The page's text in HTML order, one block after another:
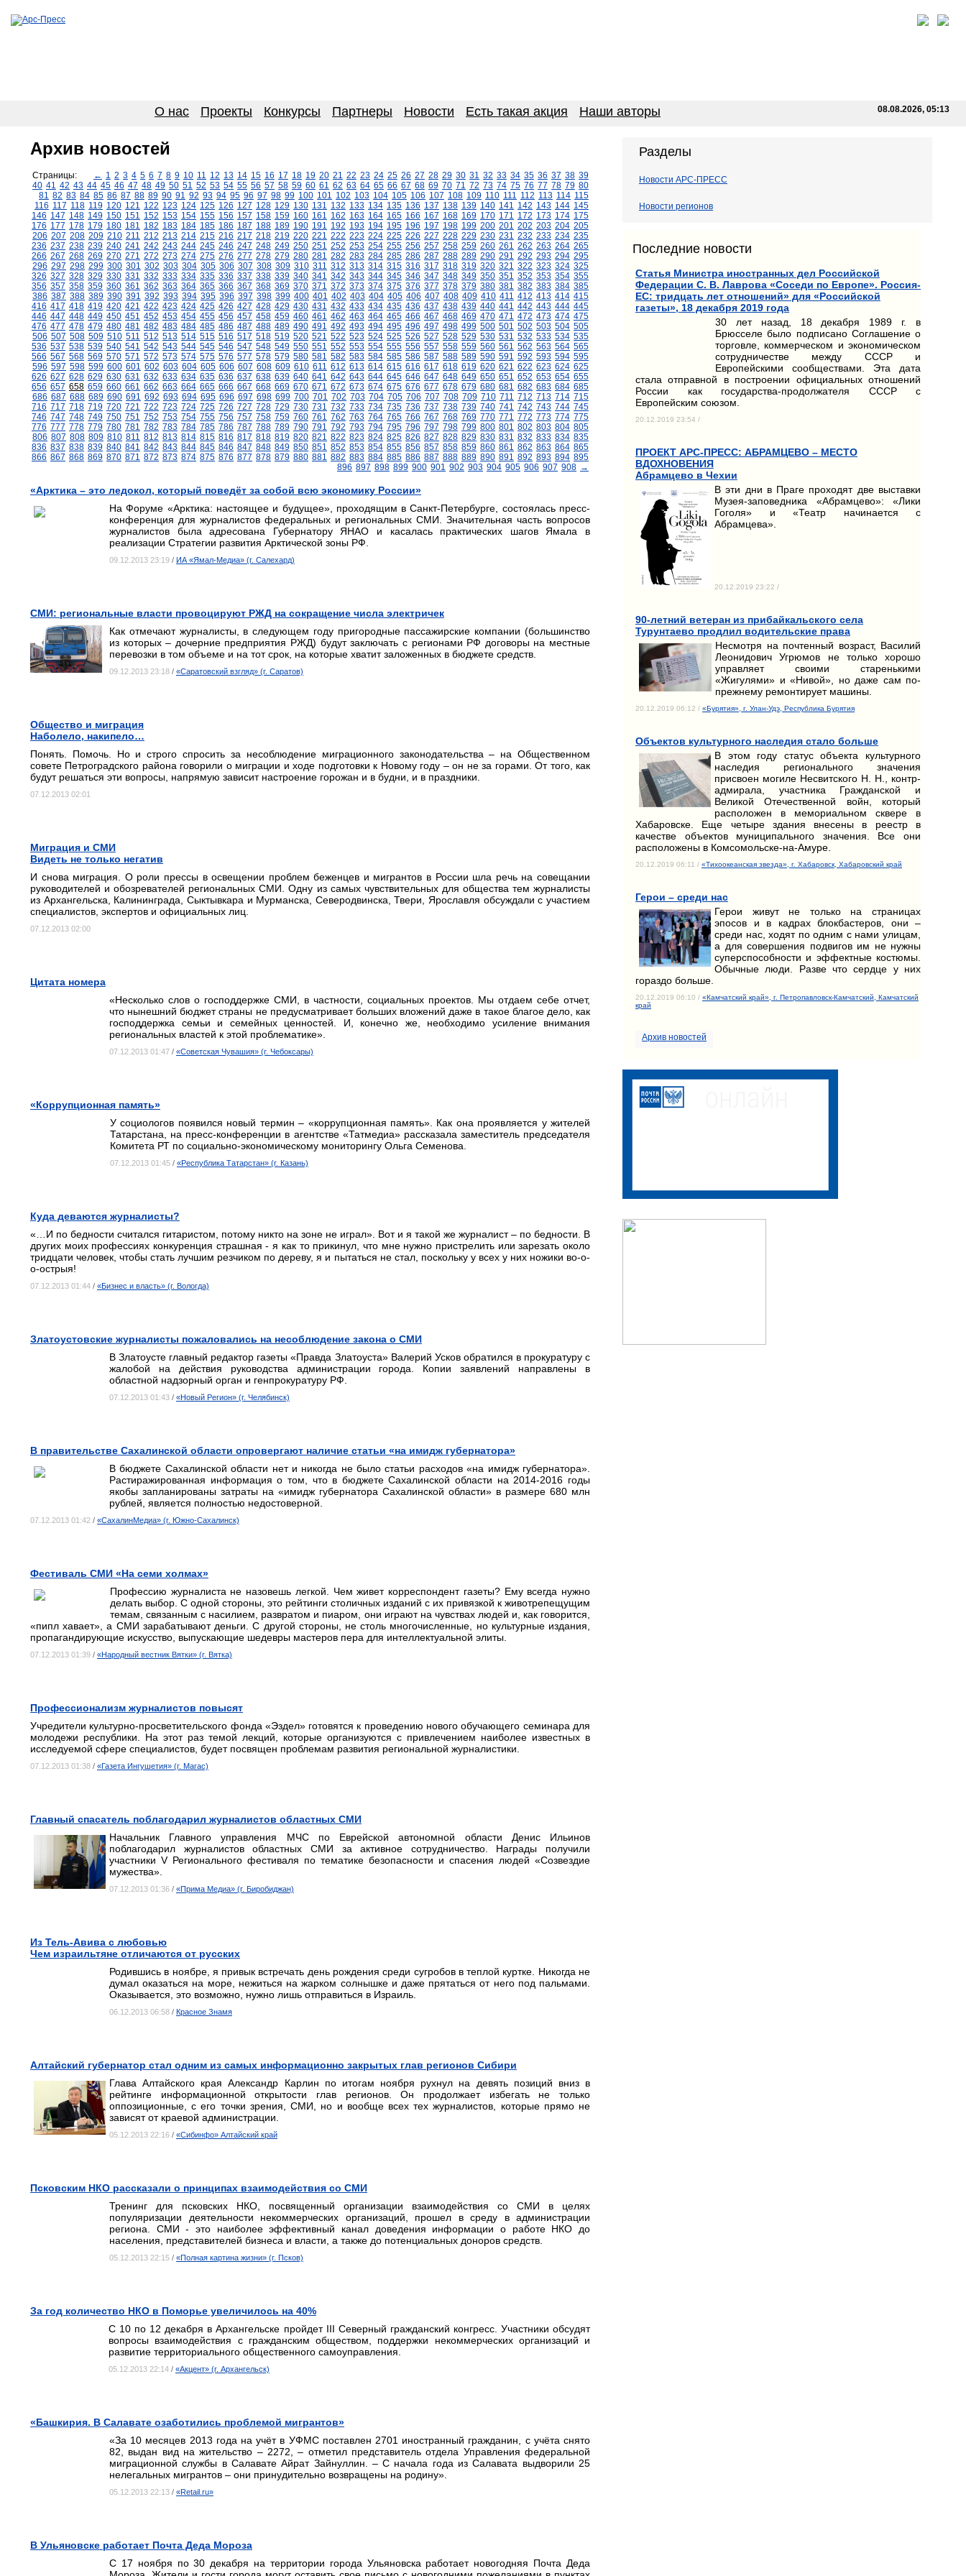
О нас Проекты Конкурсы Партнеры Новости Есть такая акция Наши авторы 08.08.2026, 05:13
Архив новостей
Страницы: ← 1 2 3 4 5 6 7 8 9 10 11 12 13 14 15 16 17 18 19 20 21 22 23 24 25 26 27 28 29 30 31 32 33 34 35 36 37 38 39
40 41 42 43 44 45 46 47 48 49 50 51 52 53 54 55 56 57 58 59 60 61 62 63 64 65 66 67 68 69 70 71 72 73 74 75 76 77 78 79 80
81 82 83 84 85 86 87 88 89 90 91 92 93 94 95 96 97 98 99 100 101 102 103 104 105 106 107 108 109 110 111 112 113 114 115
116 117 118 119 120 121 122 123 124 125 126 127 128 129 130 131 132 133 134 135 136 137 138 139 140 141 142 143 144 145
146 147 148 149 150 151 152 153 154 155 156 157 158 159 160 161 162 163 164 165 166 167 168 169 170 171 172 173 174 175
176 177 178 179 180 181 182 183 184 185 186 187 188 189 190 191 192 193 194 195 196 197 198 199 200 201 202 203 204 205
206 207 208 209 210 211 212 213 214 215 216 217 218 219 220 221 222 223 224 225 226 227 228 229 230 231 232 233 234 235
236 237 238 239 240 241 242 243 244 245 246 247 248 249 250 251 252 253 254 255 256 257 258 259 260 261 262 263 264 265
266 267 268 269 270 271 272 273 274 275 276 277 278 279 280 281 282 283 284 285 286 287 288 289 290 291 292 293 294 295
296 297 298 299 300 301 302 303 304 305 306 307 308 309 310 311 312 313 314 315 316 317 318 319 320 321 322 323 324 325
326 327 328 329 330 331 332 333 334 335 336 337 338 339 340 341 342 343 344 345 346 347 348 349 350 351 352 353 354 355
356 357 358 359 360 361 362 363 364 365 366 367 368 369 370 371 372 373 374 375 376 377 378 379 380 381 382 383 384 385
386 387 388 389 390 391 392 393 394 395 396 397 398 399 400 401 402 403 404 405 406 407 408 409 410 411 412 413 414 415
416 417 418 419 420 421 422 423 424 425 426 427 428 429 430 431 432 433 434 435 436 437 438 439 440 441 442 443 444 445
446 447 448 449 450 451 452 453 454 455 456 457 458 459 460 461 462 463 464 465 466 467 468 469 470 471 472 473 474 475
476 477 478 479 480 481 482 483 484 485 486 487 488 489 490 491 492 493 494 495 496 497 498 499 500 501 502 503 504 505
506 507 508 509 510 511 512 513 514 515 516 517 518 519 520 521 522 523 524 525 526 527 528 529 530 531 532 533 534 535
536 537 538 539 540 541 542 543 544 545 546 547 548 549 550 551 552 553 554 555 556 557 558 559 560 561 562 563 564 565
566 567 568 569 570 571 572 573 574 575 576 577 578 579 580 581 582 583 584 585 586 587 588 589 590 591 592 593 594 595
596 597 598 599 600 601 602 603 604 605 606 607 608 609 610 611 612 613 614 615 616 617 618 619 620 621 622 623 624 625
626 627 628 629 630 631 632 633 634 635 636 637 638 639 640 641 642 643 644 645 646 647 648 649 650 651 652 653 654 655
656 657 658 659 660 661 662 663 664 665 666 667 668 669 670 671 672 673 674 675 676 677 678 679 680 681 682 683 684 685
686 687 688 689 690 691 692 693 694 695 696 697 698 699 700 701 702 703 704 705 706 707 708 709 710 711 712 713 714 715
716 717 718 719 720 721 722 723 724 725 726 727 728 729 730 731 732 733 734 735 736 737 738 739 740 741 742 743 744 745
746 747 748 749 750 751 752 753 754 755 756 757 758 759 760 761 762 763 764 765 766 767 768 769 770 771 772 773 774 775
776 777 778 779 780 781 782 783 784 785 786 787 788 789 790 791 792 793 794 795 796 797 798 799 800 801 802 803 804 805
806 807 808 809 810 811 812 813 814 815 816 817 818 819 820 821 822 823 824 825 826 827 828 829 830 831 832 833 834 835
836 837 838 839 840 841 842 843 844 845 846 847 848 849 850 851 852 853 854 855 856 857 858 859 860 861 862 863 864 865
866 867 868 869 870 871 872 873 874 875 876 877 878 879 880 881 882 883 884 885 886 887 888 889 890 891 892 893 894 895
896 897 898 899 900 901 902 903 904 905 906 907 908 →
«Арктика – это ледокол, который поведёт за собой всю экономику России»
На Форуме «Арктика: настоящее и будущее», проходящим в Санкт-Петербурге, состоялась пресс-
конференция для журналистов федеральных и региональных СМИ. Значительная часть вопросов
журналистов была адресована Губернатору ЯНАО и касалась практических шагов Ямала в
реализации Стратегии развития Арктической зоны РФ.
09.12.2013 23:19 / ИА «Ямал-Медиа» (г. Салехард)
СМИ: региональные власти провоцируют РЖД на сокращение числа электричек
Как отмечают журналисты, в следующем году пригородные пассажирские компании (большинство
из которых – дочерние предприятия РЖД) будут заключать с регионами РФ договоры на местные
перевозки в том объеме и на тот срок, на которые хватит заложенных в бюджете средств.
09.12.2013 23:18 / «Саратовский взгляд» (г. Саратов)
Общество и миграция
Наболело, накипело…
Понять. Помочь. Но и строго спросить за несоблюдение миграционного законодательства – на Общественном
совете Петроградского района говорили о миграции и ходе подготовки к Новому году – он не за горами. От того, как
будут решаться эти вопросы, напрямую зависит настроение горожан и в будни, и в праздники.
07.12.2013 02:01
Миграция и СМИ
Видеть не только негатив
И снова миграция. О роли прессы в освещении проблем беженцев и мигрантов в России шла речь на совещании
руководителей и обозревателей региональных СМИ. Одну из самых чувствительных для общества тем журналисты
из Архангельска, Калининграда, Сыктывкара и Мурманска, Северодвинска, Твери, Ярославля обсуждали с участием
специалистов, экспертов и официальных лиц.
07.12.2013 02:00
Цитата номера
«Несколько слов о господдержке СМИ, в частности, социальных проектов. Мы отдаем себе отчет,
что нынешний бюджет страны не предусматривает больших вложений даже в такое благое дело, как
господдержка семьи и семейных ценностей. И, конечно же, необходимо усиление внимания
региональных властей к этой проблематике».
07.12.2013 01:47 / «Советская Чувашия» (г. Чебоксары)
«Коррупционная память»
У социологов появился новый термин – «коррупционная память». Как она проявляется у жителей
Татарстана, на пресс-конференции в агентстве «Татмедиа» рассказала заместитель председателя
Комитета РТ по социально-экономическому мониторингу Ольга Семенова.
07.12.2013 01:45 / «Республика Татарстан» (г. Казань)
Куда деваются журналисты?
«…И по бедности считался гитаристом, потому никто на зоне не играл». Вот и я такой же журналист – по бедности. В
других моих профессиях конкуренция страшная - я как то прикинул, что мне нужно пристрелить или зарезать около
тридцати человек, чтобы стать лучшим резчиком по дереву, я и пытаться не стал, поскольку у всех у них ножики во-о-
о-острыя!
07.12.2013 01:44 / «Бизнес и власть» (г. Вологда)
Златоустовские журналисты пожаловались на несоблюдение закона о СМИ
В Златоусте главный редактор газеты «Правда Златоуста» Валерий Усков обратился в прокуратуру с
жалобой на действия руководства администрации города. Копии заявлений направлены в
областной надзорный орган и генпрокуратуру РФ.
07.12.2013 01:43 / «Новый Регион» (г. Челябинск)
В правительстве Сахалинской области опровергают наличие статьи «на имидж губернатора»
В бюджете Сахалинской области нет и никогда не было статьи расходов «на имидж губернатора».
Растиражированная информация о том, что в бюджете Сахалинской области на 2014-2016 годы
якобы запланированы затраты на «имидж губернатора Сахалинской области» в размере 680 млн
рублей, является полностью недостоверной.
07.12.2013 01:42 / «СахалинМедиа» (г. Южно-Сахалинск)
Фестиваль СМИ «На семи холмах»
Профессию журналиста не назовешь легкой. Чем живет корреспондент газеты? Ему всегда нужно
делать выбор. С одной стороны, это рейтинги столичных изданий с их привязкой к животрепещущим
темам, связанным с насилием, развратом и пиаром, они играют на чувствах людей и, как говорится,
«пипл хавает», а СМИ зарабатывают деньги. С другой стороны, не столь многочисленные, но культурные издания,
пропагандирующие искусство, выпускающие шедевры мастеров пера для интеллектуальной элиты.
07.12.2013 01:39 / «Народный вестник Вятки» (г. Вятка)
Профессионализм журналистов повысят
Учредители культурно-просветительского фонда «Эздел» готовятся к проведению нового обучающего семинара для
молодежи республики. На этот раз темой лекций, которые организуются с привлечением наиболее известных в
исследуемой сфере специалистов, будет посвящен проблемам развития региональной журналистики.
07.12.2013 01:38 / «Газета Ингушетия» (г. Магас)
Главный спасатель поблагодарил журналистов областных СМИ
Начальник Главного управления МЧС по Еврейской автономной области Денис Ильинов
поблагодарил журналистов областных СМИ за активное сотрудничество. Награды получили
участники V Регионального фестиваля по тематике безопасности и спасения людей «Созвездие
мужества».
07.12.2013 01:36 / «Прима Медиа» (г. Биробиджан)
Из Тель-Авива с любовью
Чем израильтяне отличаются от русских
Родившись в ноябре, я привык встречать день рождения среди сугробов в теплой куртке. Никогда не
думал оказаться на море, нежиться на жарком солнышке и даже прятаться от него под пальмами.
Оказывается, это возможно, нужно лишь отправиться в Израиль.
06.12.2013 06:58 / Красное Знамя
Алтайский губернатор стал одним из самых информационно закрытых глав регионов Сибири
Глава Алтайского края Александр Карлин по итогам ноября рухнул на девять позиций вниз в
рейтинге информационной открытости глав регионов. Он продолжает избегать не только
оппозиционные, с его точки зрения, СМИ, но и вообще всех тех журналистов, которые прямо не
зависят от краевой администрации.
05.12.2013 22:16 / «Сибинфо» Алтайский край
Псковским НКО рассказали о принципах взаимодействия со СМИ
Тренинг для псковских НКО, посвященный организации взаимодействия со СМИ в целях
популяризации деятельности некоммерческих организаций, прошел в среду в администрации
региона. СМИ - это наиболее эффективный канал доведения информации о работе НКО до
населения, представителей бизнеса и власти, а также до потенциальных доноров средств.
05.12.2013 22:15 / «Полная картина жизни» (г. Псков)
За год количество НКО в Поморье увеличилось на 40%
С 10 по 12 декабря в Архангельске пройдет III Северный гражданский конгресс. Участники обсудят
вопросы взаимодействия с гражданским обществом, поддержки некоммерческих организаций и
развитие территориального общественного самоуправления.
05.12.2013 22:14 / «Акцент» (г. Архангельск)
«Башкирия. В Салавате озаботились проблемой мигрантов»
«За 10 месяцев 2013 года на учёт в УФМС поставлен 2701 иностранный гражданин, с учёта снято
82, выдан вид на жительство – 2272, – отметил представитель отдела Управления федеральной
миграционной службы в Салавате Айрат Зайнуллин. – С начала года из Салавата выдворили 25
нелегальных мигрантов – они принудительно возвращены на родину».
05.12.2013 22:13 / «Retail.ru»
В Ульяновске работает Почта Деда Мороза
С 17 ноября по 30 декабря на территории города Ульяновска работает новогодняя Почта Деда
Разделы
Новости АРС-ПРЕСС
Новости регионов
Последние новости
Статья Министра иностранных дел Российской
Федерации С. В. Лаврова «Соседи по Европе». Россия-
ЕС: тридцать лет отношений» для «Российской
газеты», 18 декабря 2019 года
30 лет назад, 18 декабря 1989 г. в
Брюсселе было подписано Соглашение о
торговле, коммерческом и экономическом
сотрудничестве между СССР и
Европейскими сообществами. Эта дата
стала отправной в построении официальных отношений
России как государства-продолжателя СССР с
Европейским союзом.
20.12.2019 23:54 /
ПРОЕКТ АРС-ПРЕСС: АБРАМЦЕВО – МЕСТО
ВДОХНОВЕНИЯ
Абрамцево в Чехии
В эти дни в Праге проходят две выставки
Музея-заповедника «Абрамцево»: «Лики
Гоголя» и «Театр начинается с
Абрамцева».
20.12.2019 23:22 /
90-летний ветеран из прибайкальского села
Турунтаево продлил водительские права
Несмотря на почтенный возраст, Василий
Леонидович Угрюмов не только хорошо
управляет своими старенькими
«Жигулями» и «Нивой», но даже сам по-
прежнему ремонтирует машины.
20.12.2019 06:12 / «Бурятия», г. Улан-Удэ, Республика Бурятия
Объектов культурного наследия стало больше
В этом году статус объекта культурного
наследия регионального значения
присвоен могиле Несвитского Н. Н., контр-
адмирала, участника Гражданской и
Великой Отечественной войн, который
расположен в мемориальном сквере в
Хабаровске. Еще четыре здания внесены в реестр в
качестве объектов муниципального значения. Все они
расположены в Комсомольске-на-Амуре.
20.12.2019 06:11 / «Тихоокеанская звезда», г. Хабаровск, Хабаровский край
Герои – среди нас
Герои живут не только на страницах
эпосов и в кадрах блокбастеров, они –
среди нас, ходят по одним с нами улицам,
а для совершения подвигов им не нужны
суперспособности и эффектные костюмы.
Обычные люди. Разве что сердце у них
гораздо больше.
20.12.2019 06:10 / «Камчатский край», г. Петропавловск-Камчатский, Камчатский
край
Архив новостей